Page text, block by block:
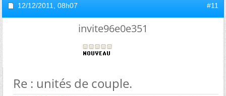
12/12/2011, 08h07 #11
invite96e0e351
Re : unités de couple.